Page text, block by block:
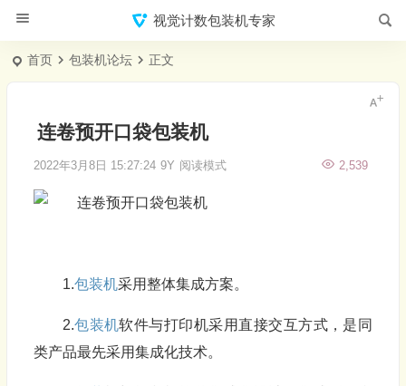
视觉计数包装机专家
首页 包装机论坛 正文
连卷预开口袋包装机
2022年3月8日 15:27:24 9Y 2,539
阅读模式
1.包装机采用整体集成方案。
2.包装机软件与打印机采用直接交互方式，是同
类产品最先采用集成化技术。